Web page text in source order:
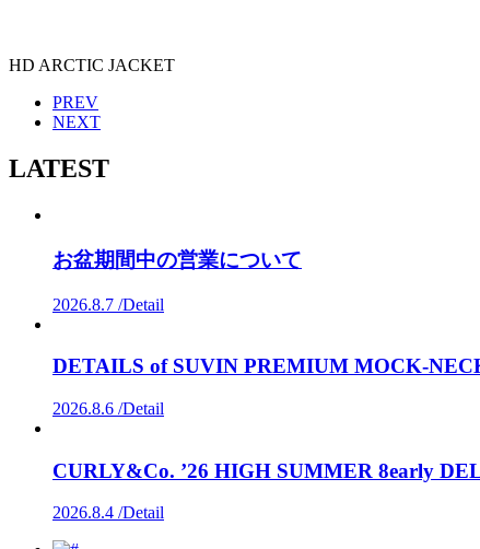
HD ARCTIC JACKET
PREV
NEXT
LATEST
お盆期間中の営業について
2026.8.7 /Detail
DETAILS of SUVIN PREMIUM MOCK-
2026.8.6 /Detail
CURLY&Co. ’26 HIGH SUMMER 8early
2026.8.4 /Detail